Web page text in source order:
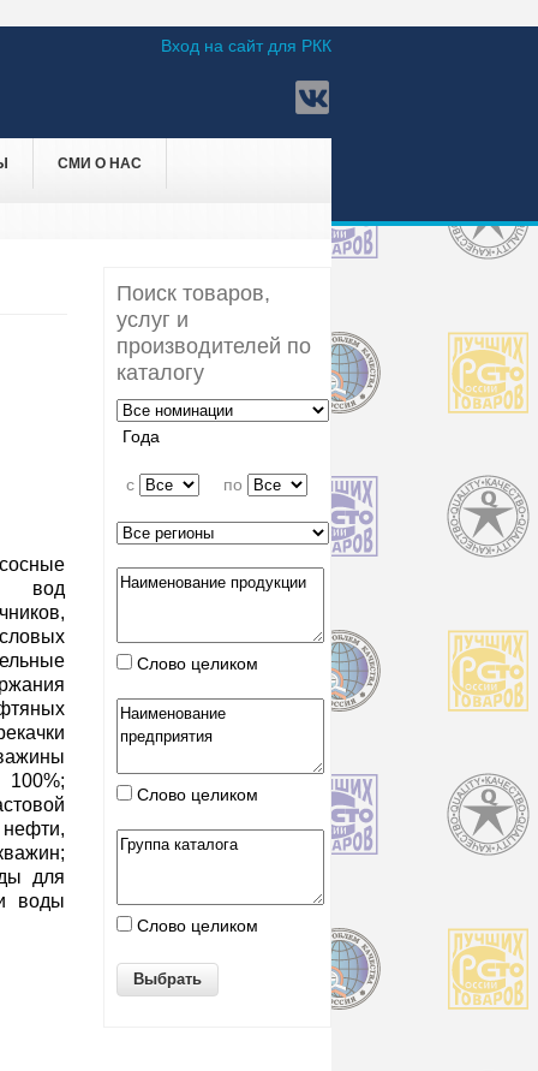
Вход на сайт для РКК
СМИ О НАС
вод
для
воды
Поиск товаров,
услуг и
производителей по
каталогу
Года
c по
Слово целиком
Слово целиком
Слово целиком